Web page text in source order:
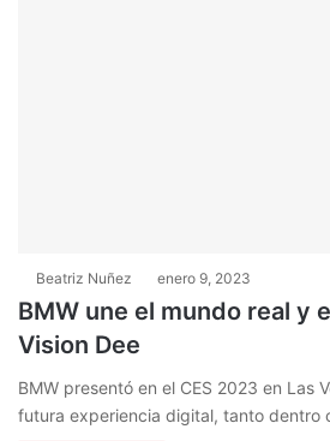
Beatriz Nuñez enero 9, 2023
BMW une el mundo real y
Vision Dee
BMW presentó en el CES 2023 en Las
futura experiencia digital, tanto dentro